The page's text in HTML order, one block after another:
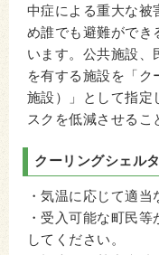
中症による重大な被
め誰でも避難ができ
います。公共施設、
を有する施設を「ク
施設）」として指定
スクを低減させるこ
クーリングシェル
・気温に応じて適当
・受入可能な町民
してください。